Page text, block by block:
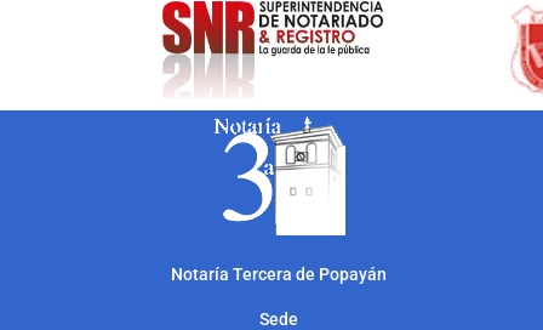
Notaría Tercera de Popayán
Sede